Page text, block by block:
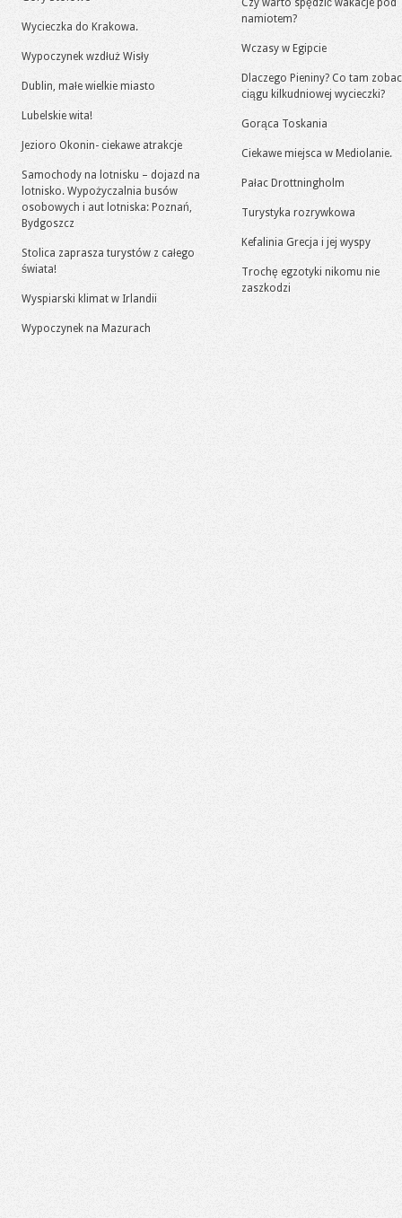
Wycieczka do Krakowa.
Wypoczynek wzdłuż Wisły
Dublin, małe wielkie miasto
Lubelskie wita!
Jezioro Okonin- ciekawe atrakcje
Samochody na lotnisku – dojazd na
lotnisko. Wypożyczalnia busów
osobowych i aut lotniska: Poznań,
Bydgoszcz
Stolica zaprasza turystów z całego
świata!
Wyspiarski klimat w Irlandii
Wypoczynek na Mazurach
Czy warto spędzić wakacje pod
namiotem?
Wczasy w Egipcie
Dlaczego Pieniny? Co tam
ciągu kilkudniowej wycieczki?
Gorąca Toskania
Ciekawe miejsca w Mediolanie.
Pałac Drottningholm
Turystyka rozrywkowa
Kefalinia Grecja i jej wyspy
Trochę egzotyki nikomu nie
zaszkodzi